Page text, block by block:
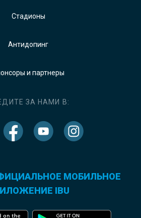
Стадионы
Антидопинг
и партнеры
ЗА НАМИ В:
МОБИЛЬНОЕ
IBU